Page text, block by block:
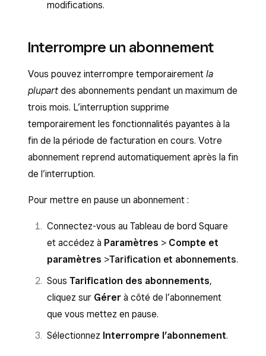
modifications.
Interrompre un abonnement
Vous pouvez interrompre temporairement la
plupart des abonnements pendant un maximum de
trois mois. L’interruption supprime
temporairement les fonctionnalités payantes à la
fin de la période de facturation en cours. Votre
abonnement reprend automatiquement après la fin
de l’interruption.
Pour mettre en pause un abonnement :
Connectez-vous au Tableau de bord Square
et accédez à Paramètres > Compte et
paramètres >Tarification et abonnements.
Sous Tarification des abonnements,
cliquez sur Gérer à côté de l’abonnement
que vous mettez en pause.
Sélectionnez Interrompre l’abonnement.